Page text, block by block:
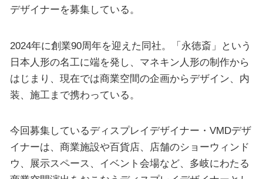
デザイナーを募集している。
2024年に創業90周年を迎えた同社。「永徳斎」という
日本人形の名工に端を発し、マネキン人形の制作から
はじまり、現在では商業空間の企画からデザイン、内
装、施工まで携わっている。
今回募集しているディスプレイデザイナー・VMDデザ
イナーは、商業施設や百貨店、店舗のショーウィンド
ウ、展示スペース、イベント会場など、多岐にわたる